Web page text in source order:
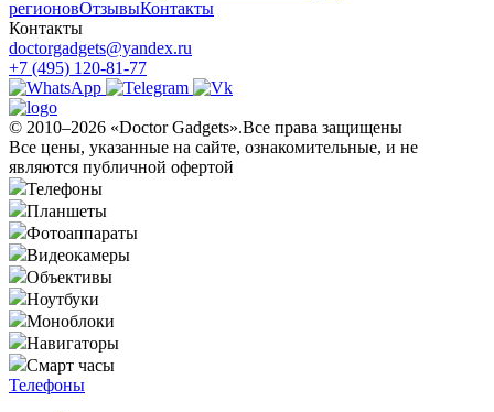
регионовОтзывыКонтакты
Контакты
doctorgadgets@yandex.ru
+7 (495) 120-81-77
© 2010–2026 «Doctor Gadgets».Все права защищены
Все цены, указанные на сайте, ознакомительные, и не
являются публичной офертой
Телефоны
Планшеты
Фотоаппараты
Видеокамеры
Объективы
Ноутбуки
Моноблоки
Навигаторы
Смарт часы
Телефоны